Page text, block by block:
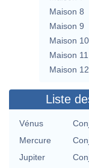
Maison 8
Maison 9
Maison 10
Maison 11
Maison 12
Liste
Vénus
Mercure
Jupiter